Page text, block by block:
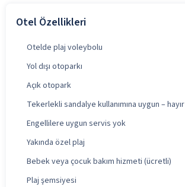
Otel Özellikleri
Otelde plaj voleybolu
Yol dışı otoparkı
Açık otopark
Tekerlekli sandalye kullanımına uygun – hayır
Engellilere uygun servis yok
Yakında özel plaj
Bebek veya çocuk bakım hizmeti (ücretli)
Plaj şemsiyesi